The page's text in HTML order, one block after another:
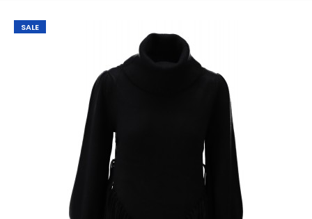
Red Button Turtleneck KhakiMooie coltrui van een zachte
SALE